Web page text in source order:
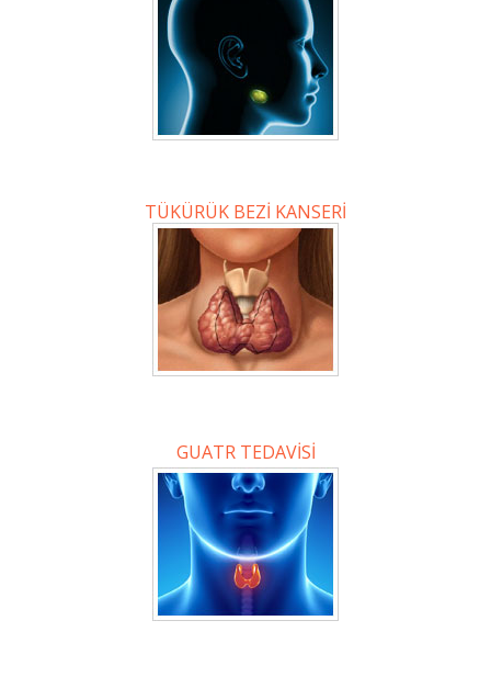
TÜKÜRÜK BEZİ KANSERİ
GUATR TEDAVİSİ